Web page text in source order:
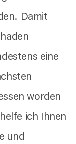
Damit
eine
worden
ich Ihnen
und